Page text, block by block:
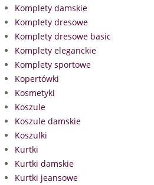
Komplety damskie
Komplety dresowe
Komplety dresowe basic
Komplety eleganckie
Komplety sportowe
Kopertówki
Kosmetyki
Koszule
Koszule damskie
Koszulki
Kurtki
Kurtki damskie
Kurtki jeansowe